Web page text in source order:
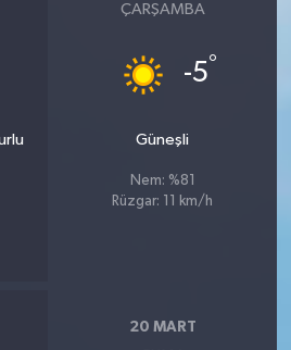
ÇARŞAMBA
-5°
Güneşli
Nem: %81
Rüzgar: 11 km/h
20 MART